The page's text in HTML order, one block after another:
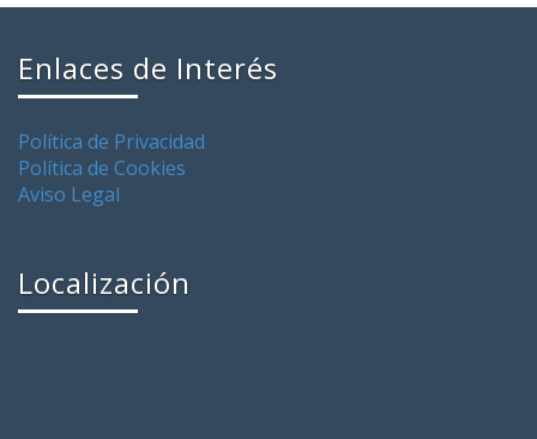
Enlaces de Interés
Política de Privacidad
Política de Cookies
Aviso Legal
Localización